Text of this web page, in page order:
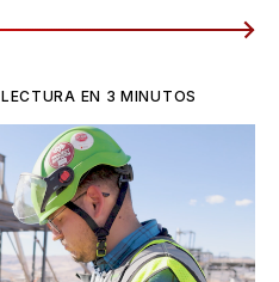
LECTURA EN 3 MINUTOS